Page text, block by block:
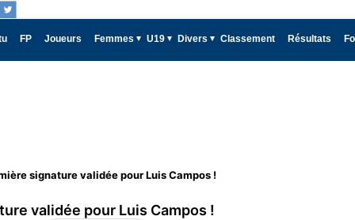
FP Joueurs Femmes U19 Divers Classement Résultats
signature validée pour Luis Campos !
validée pour Luis Campos !